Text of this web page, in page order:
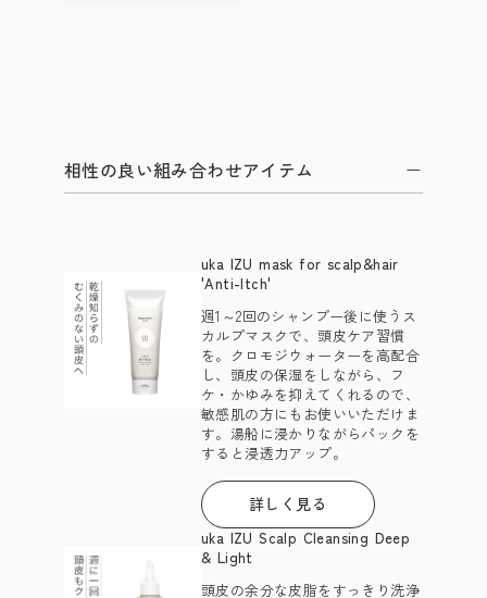
相性の良い組み合わせアイテム
uka IZU mask for scalp&hair
'Anti-Itch'​
週1～2回のシャンプー後に使うス
カルプマスクで、頭皮ケア習慣
を。クロモジウォーターを高配合
し、頭皮の保湿をしながら、フ
ケ・かゆみを抑えてくれるので、
敏感肌の方にもお使いいただけま
す。湯船に浸かりながらパックを
すると浸透力アップ。​
詳しく見る
uka IZU Scalp Cleansing Deep
& Light
頭皮の余分な皮脂をすっきり洗浄